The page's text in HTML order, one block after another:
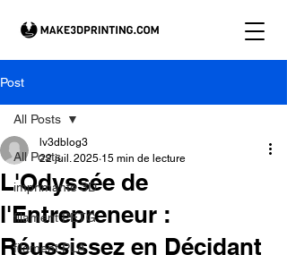
Post
All Posts
imprimante 3D
filament PETG
filament PLA
All Posts
L'Odyssée de
l'Entrepreneur :
Réussissez en Décidant
lv3dblog3
22 juil. 2025 15 min de lecture